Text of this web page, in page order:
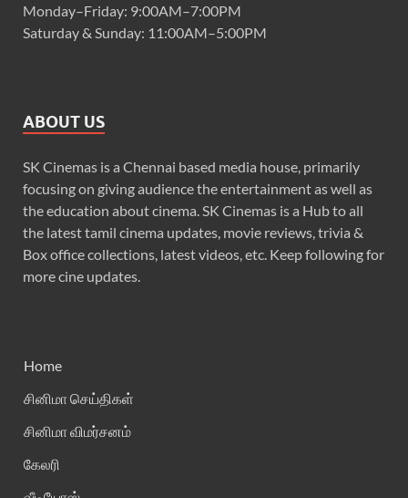
Monday–Friday: 9:00AM–7:00PM
Saturday & Sunday: 11:00AM–5:00PM
ABOUT US
SK Cinemas is a Chennai based media house, primarily
focusing on giving audience the entertainment as well as
the education about cinema. SK Cinemas is a Hub to all
the latest tamil cinema updates, movie reviews, trivia &
Box office collections, latest videos, etc. Keep following for
more cine updates.
Home
சினிமா செய்திகள்
சினிமா விமர்சனம்
கேலரி